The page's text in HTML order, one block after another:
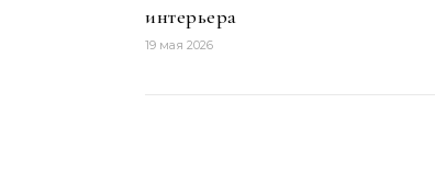
интерьера
19 мая 2026